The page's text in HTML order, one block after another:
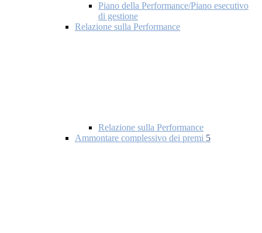
Piano della Performance/Piano esecutivo
di gestione
Relazione sulla Performance
Relazione sulla Performance
Ammontare complessivo dei premi 5